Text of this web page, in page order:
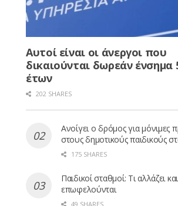
Αυτοί είναι οι άνεργοι που
δικαιούνται δωρεάν ένσημα
έτων
202 SHARES
Ανοίγει ο δρόμος για μόνιμες
στους δημοτικούς παιδικούς
175 SHARES
Παιδικοί σταθμοί: Τι αλλάζει
επωφελούνται
49 SHARES